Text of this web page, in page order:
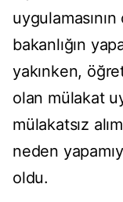
bakanlığın
yakınken,
olan mülakat
mülakatsız
neden
oldu.